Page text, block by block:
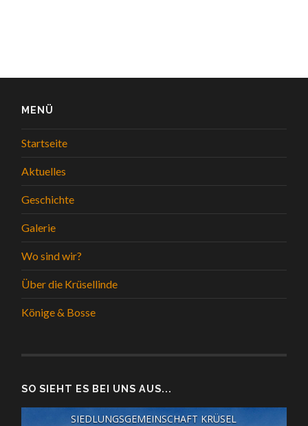
MENÜ
Startseite
Aktuelles
Geschichte
Galerie
Wo sind wir?
Über die Krüsellinde
Könige & Bosse
SO SIEHT ES BEI UNS AUS...
SIEDLUNGSGEMEINSCHAFT KRÜSEL